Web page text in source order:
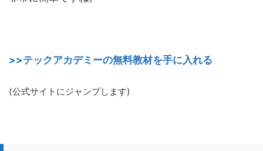
>>テックアカデミーの無料教材を手に入れる
(公式サイトにジャンプします)